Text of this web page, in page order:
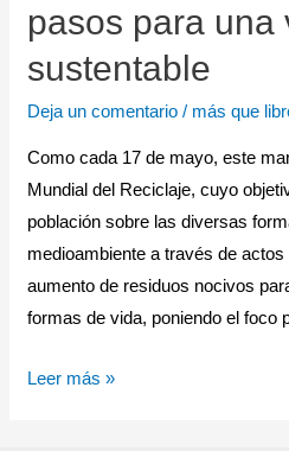
pasos para una
sustentable
Deja un comentario / más que
Como cada 17 de mayo, este
Mundial del Reciclaje, cuyo
población sobre las diversas
medioambiente a través de
aumento de residuos nocivos
formas de vida, poniendo el foco
Leer más »